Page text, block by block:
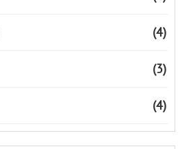
(4)
(3)
(4)